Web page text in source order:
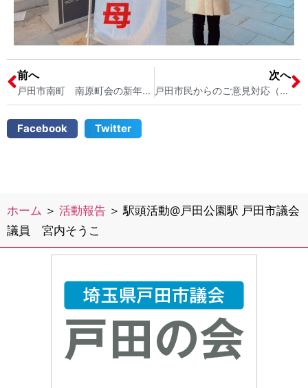
前へ
戸田市南町 南原町会の新年会に参加しました 戸田市議会議員 宮内そうこ
次へ
戸田市民からのご意見対応（戸田中通りの安全対策について） 交通事故の多い戸田中通り さらなる交通安全対策を！
Facebook Twitter
ホーム ＞ 活動報告 ＞駅頭活動@戸田公園駅 戸田市議会
議員 宮内そうこ